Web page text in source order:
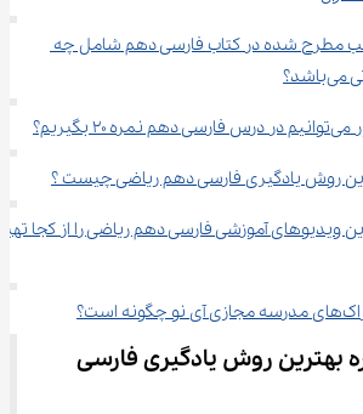
مطرح شده در کتاب فارسی دهم شامل چه
ویدیوهای آموزشی فارسی دهم ریاضی را از کجا
بهترین روش یادگیری فارسی